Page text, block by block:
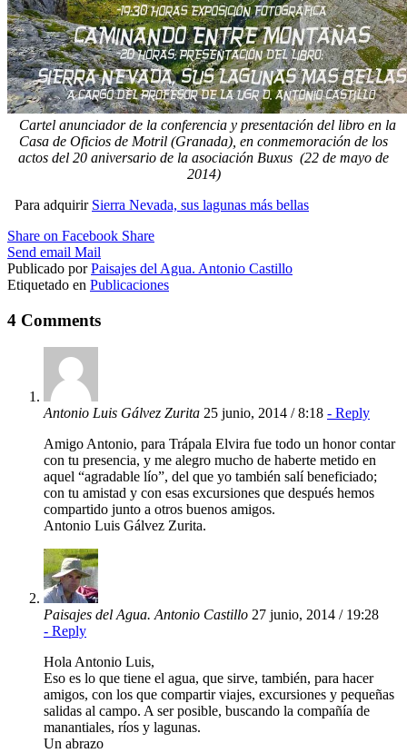
Cartel anunciador de la conferencia y presentación del libro en la
Casa de Oficios de Motril (Granada), en conmemoración de los
actos del 20 aniversario de la asociación Buxus (22 de mayo de
2014)
Para adquirir Sierra Nevada, sus lagunas más bellas
Share on Facebook Share
Send email Mail
Publicado porPaisajes del Agua. Antonio Castillo
Etiquetado en Publicaciones
4 Comments
Antonio Luis Gálvez Zurita 25 junio, 2014 / 8:18 - Reply
Amigo Antonio, para Trápala Elvira fue todo un honor contar
con tu presencia, y me alegro mucho de haberte metido en
aquel “agradable lío”, del que yo también salí beneficiado;
con tu amistad y con esas excursiones que después hemos
compartido junto a otros buenos amigos.
Antonio Luis Gálvez Zurita.
Paisajes del Agua. Antonio Castillo 27 junio, 2014 / 19:28
- Reply
Hola Antonio Luis,
Eso es lo que tiene el agua, que sirve, también, para hacer
amigos, con los que compartir viajes, excursiones y pequeñas
salidas al campo. A ser posible, buscando la compañía de
manantiales, ríos y lagunas.
Un abrazo